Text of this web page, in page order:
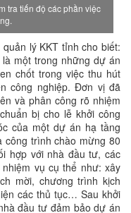
tra tiến độ các phần việc
lý KKT tỉnh cho biết:
một trong những dự án
chốt trong việc thu hút
công nghiệp. Đơn vị đã
và phân công rõ nhiệm
bị cho lễ khởi công
của một dự án hạ tầng
công trình chào mừng 80
hợp với nhà đầu tư, các
vụ cụ thể như: xây
mời, chương trình kịch
các thủ tục… Sau khởi
đầu tư đảm bảo dự án